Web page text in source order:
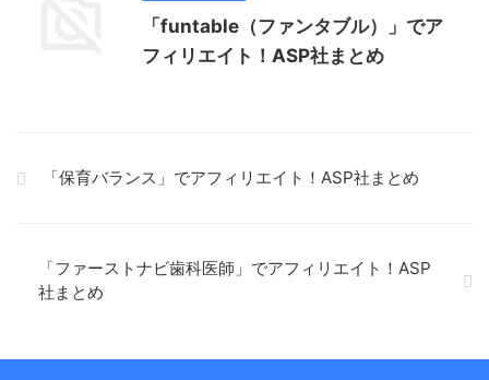
「funtable（ファンタブル）」でア
フィリエイト！ASP社まとめ
「保育バランス」でアフィリエイト！ASP社まとめ
「ファーストナビ歯科医師」でアフィリエイト！ASP
社まとめ